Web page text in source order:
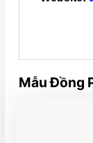
Mẫu Đồng